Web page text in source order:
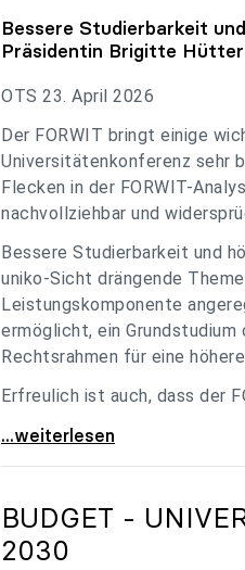
Bessere Studierbarkeit
Präsidentin Brigitte Hütter
OTS 23. April 2026
Der FORWIT bringt einige
Universitätenkonferenz sehr
Flecken in der FORWIT-
nachvollziehbar und
Bessere Studierbarkeit und
uniko-Sicht drängende
Leistungskomponente
ermöglicht, ein
Rechtsrahmen für eine
Erfreulich ist auch, dass der
uniko zu FORWIT-Analyse:
...weiterlesen
BUDGET -
2030